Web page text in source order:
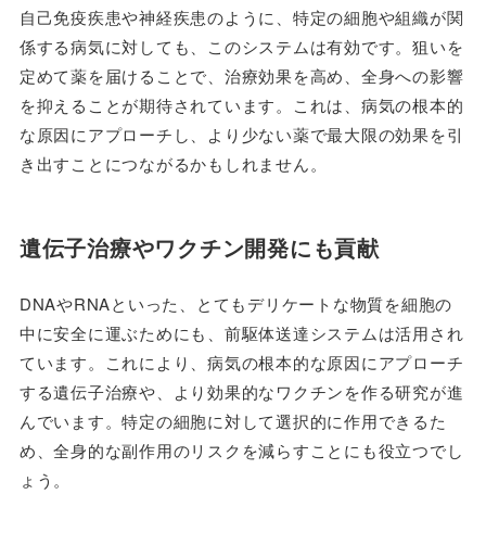
自己免疫疾患や神経疾患のように、特定の細胞や組織が関
係する病気に対しても、このシステムは有効です。狙いを
定めて薬を届けることで、治療効果を高め、全身への影響
を抑えることが期待されています。これは、病気の根本的
な原因にアプローチし、より少ない薬で最大限の効果を引
き出すことにつながるかもしれません。
遺伝子治療やワクチン開発にも貢献
DNAやRNAといった、とてもデリケートな物質を細胞の
中に安全に運ぶためにも、前駆体送達システムは活用され
ています。これにより、病気の根本的な原因にアプローチ
する遺伝子治療や、より効果的なワクチンを作る研究が進
んでいます。特定の細胞に対して選択的に作用できるた
め、全身的な副作用のリスクを減らすことにも役立つでし
ょう。